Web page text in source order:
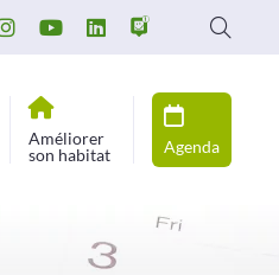
Améliorer
son habitat
Agenda